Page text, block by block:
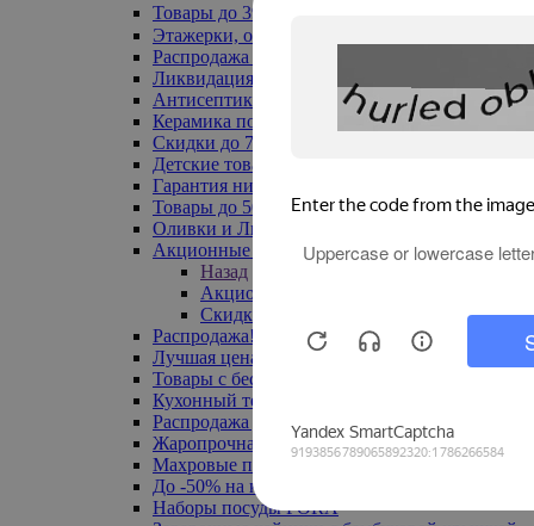
Товары до 399₽
Этажерки, обувницы
Распродажа текстиля до -50%
Ликвидация до -70%
Антисептики
Керамика по 129 руб
Скидки до 70%
Детские товары
Гарантия низкой цены
Товары до 500 руб
Оливки и Лимоны
Акционные товары
Назад
Акционные товары
Скидка 20% по промокоду
Распродажа! Ульяновск до -70%
Лучшая цена
Товары с бесплатной доставкой
Кухонный текстиль
Распродажа до -50%
Жаропрочная посуда
Махровые полотенца
До -50% на ковры
Наборы посуды FORA